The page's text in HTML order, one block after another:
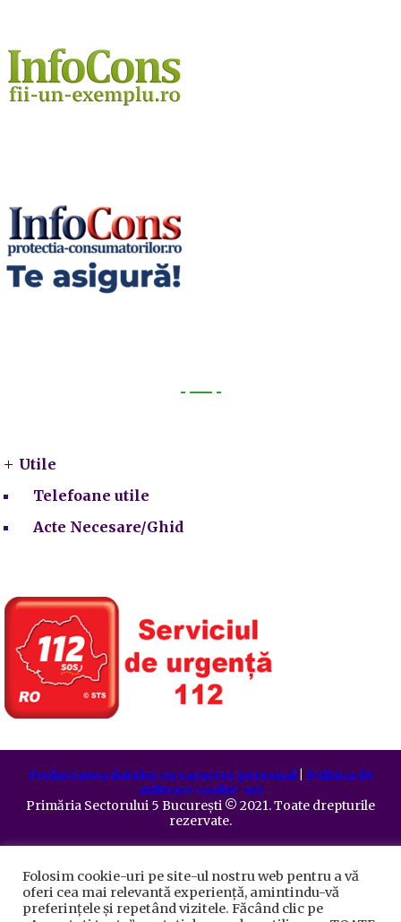
Utile
Telefoane utile
Acte Necesare/Ghid
Prelucrarea datelor cu caracter personal| Politica de
utilizare cookie-uri
Primăria Sectorului 5 București ©️ 2021. Toate drepturile
rezervate.
Folosim cookie-uri pe site-ul nostru web pentru a vă
oferi cea mai relevantă experiență, amintindu-vă
preferințele și repetând vizitele. Făcând clic pe